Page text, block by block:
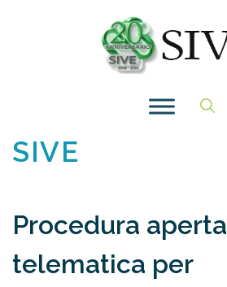
SIVE
Procedura aperta
telematica per